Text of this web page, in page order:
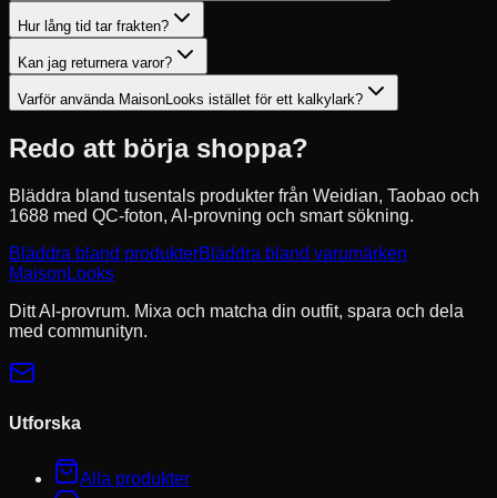
Hur lång tid tar frakten?
Kan jag returnera varor?
Varför använda MaisonLooks istället för ett kalkylark?
Redo att börja shoppa?
Bläddra bland tusentals produkter från Weidian, Taobao och
1688 med QC-foton, AI-provning och smart sökning.
Bläddra bland produkterBläddra bland varumärken
MaisonLooks
Ditt AI-provrum. Mixa och matcha din outfit, spara och dela
med communityn.
Utforska
Alla produkter